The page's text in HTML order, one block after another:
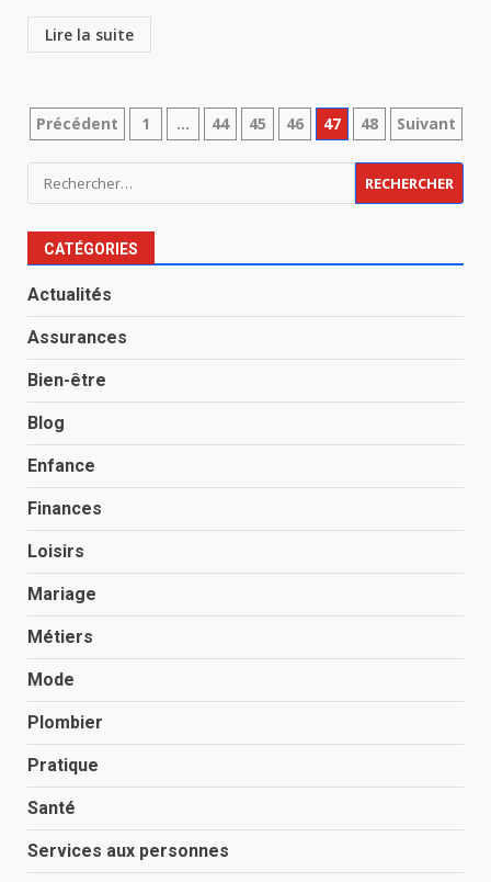
Lire la suite
Pagination
des
publications
Précédent 1 … 44 45 46 47 48 Suivant
Rechercher :
CATÉGORIES
Actualités
Assurances
Bien-être
Blog
Enfance
Finances
Loisirs
Mariage
Métiers
Mode
Plombier
Pratique
Santé
Services aux personnes